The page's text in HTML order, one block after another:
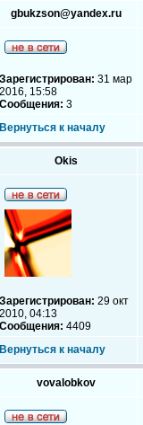
gbukzson@yandex.ru
Зарегистрирован: 31 мар
2016, 15:58
Сообщения: 3
Вернуться к началу
Okis
Зарегистрирован: 29 окт
2010, 04:13
Сообщения: 4409
Вернуться к началу
vovalobkov